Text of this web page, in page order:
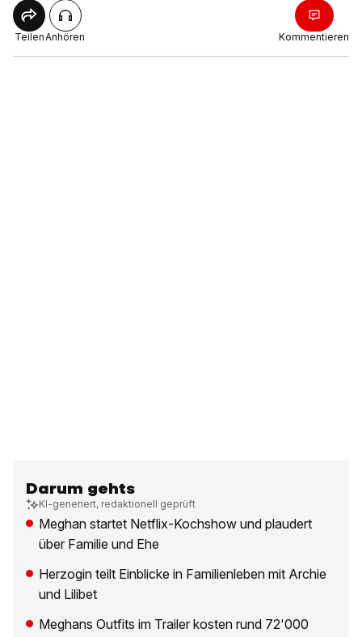
TeilenAnhören Kommentieren
Darum gehts
KI-generiert, redaktionell geprüft
Meghan startet Netflix-Kochshow und plaudert
über Familie und Ehe
Herzogin teilt Einblicke in Familienleben mit Archie
und Lilibet
Meghans Outfits im Trailer kosten rund 72'000